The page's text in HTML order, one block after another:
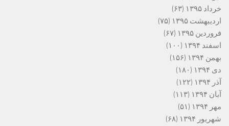
خرداد ۱۳۹۵
(۶۳)
اردیبهشت ۱۳۹۵
(۷۵)
فروردین ۱۳۹۵
(۶۷)
اسفند ۱۳۹۴
(۱۰۰)
بهمن ۱۳۹۴
(۱۵۶)
دی ۱۳۹۴
(۱۸۰)
آذر ۱۳۹۴
(۱۲۲)
آبان ۱۳۹۴
(۱۱۳)
مهر ۱۳۹۴
(۵۱)
شهریور ۱۳۹۴
(۶۸)